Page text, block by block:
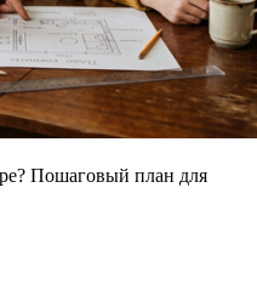
Пошаговый план для